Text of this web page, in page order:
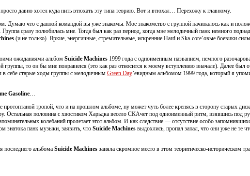
давно хотел куда нить втюхать эту типа теорию. Вот и втюхал… Перехожу к главному.
Думаю что с данной командой вы уже знакомы. Мое знакомство с группой начиналось как и
сразу полюбилась мне. Тогда был как раз период, когда мне мелодичный панк немного
(и не только). Яркие, энергичные, стремительные, искренние Hard и Ska-core’овые боевики
ожиданиями альбом Suicide Machines 1999 года с одноименным названием, немного
группы, то он бы мне понравился (это как раз относится к моему вступлению вначале). Далее был
в себе старые ходы группы с мелодичным Green Day’евидным альбомом 1999 года, который я
Gasoline…
протоптаной тропой, что и на прошлом альбоме, ну может чуть более кренясь в сторону старых
Остальная половина с хвостиком Харьдка весело СКАчет под одноименный ритм, взявшись под
колебаний пролетает этот альбом. И как следствие — отсутствие особо
знатока панк музыки, заявить, что Suicide Machines выдохлись, пропал запал, что они уже не те
последнего альбома Suicide Machines заняла скромное место в этом теоритическо-историческом